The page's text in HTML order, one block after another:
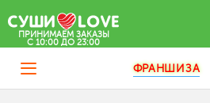
ПРИНИМАЕМ ЗАКАЗЫ
C 10:00 ДО 23:00
ФРАНШИЗА